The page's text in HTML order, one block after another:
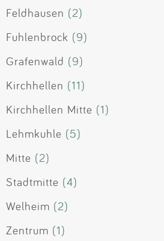
Feldhausen (2)
Fuhlenbrock (9)
Grafenwald (9)
Kirchhellen (11)
Kirchhellen Mitte (1)
Lehmkuhle (5)
Mitte (2)
Stadtmitte (4)
Welheim (2)
Zentrum (1)